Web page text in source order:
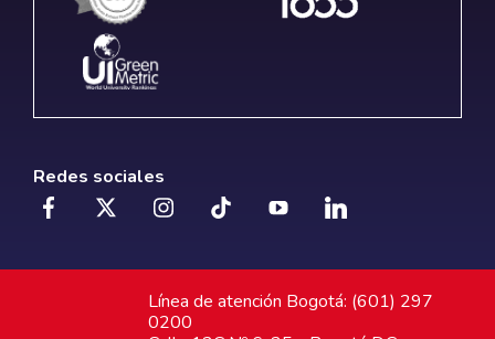
Redes sociales
Línea de atención Bogotá: (601) 297
0200